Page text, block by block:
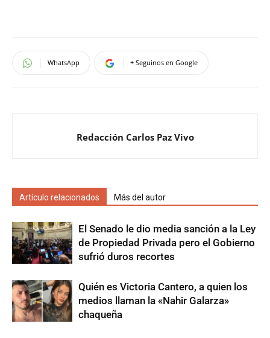
WhatsApp + Seguinos en Google
Redacción Carlos Paz Vivo
Artículo relacionados Más del autor
El Senado le dio media sanción a la Ley
de Propiedad Privada pero el Gobierno
sufrió duros recortes
Quién es Victoria Cantero, a quien los
medios llaman la «Nahir Galarza»
chaqueña